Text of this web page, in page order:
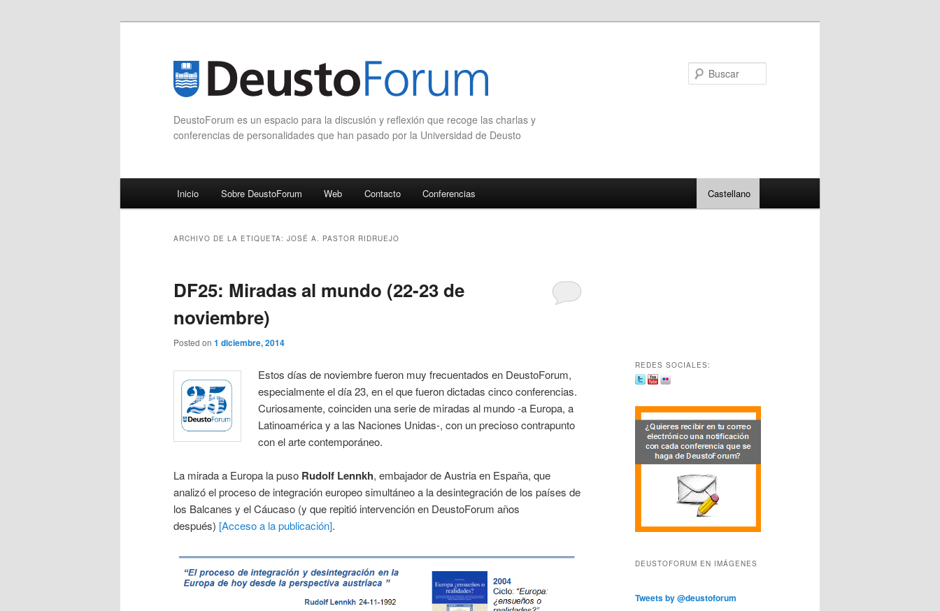
DeustoForum es un espacio para la discusión y reflexión que recoge las charlas y
conferencias de personalidades que han pasado por la Universidad de Deusto
Ir al contenido principal
Ir al contenido secundario
Inicio Sobre DeustoForum Web Contacto Conferencias Castellano
ARCHIVO DE LA ETIQUETA: JOSÉ A. PASTOR RIDRUEJO
DF25: Miradas al mundo (22-23 de
noviembre)
Posted on 1 diciembre, 2014
Estos días de noviembre fueron muy frecuentados en DeustoForum,
especialmente el día 23, en el que fueron dictadas cinco conferencias.
Curiosamente, coinciden una serie de miradas al mundo -a Europa, a
Latinoamérica y a las Naciones Unidas-, con un precioso contrapunto
con el arte contemporáneo.
La mirada a Europa la puso Rudolf Lennkh, embajador de Austria en España, que
analizó el proceso de integración europeo simultáneo a la desintegración de los países de
los Balcanes y el Cáucaso (y que repitió intervención en DeustoForum años
después) [Acceso a la publicación].
REDES SOCIALES:
DEUSTOFORUM EN IMÁGENES
Tweets by @deustoforum